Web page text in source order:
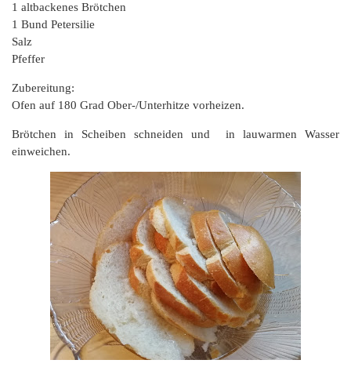
1 altbackenes Brötchen
1 Bund Petersilie
Salz
Pfeffer
Zubereitung:
Ofen auf 180 Grad Ober-/Unterhitze vorheizen.
Brötchen in Scheiben schneiden und in lauwarmen Wasser
einweichen.